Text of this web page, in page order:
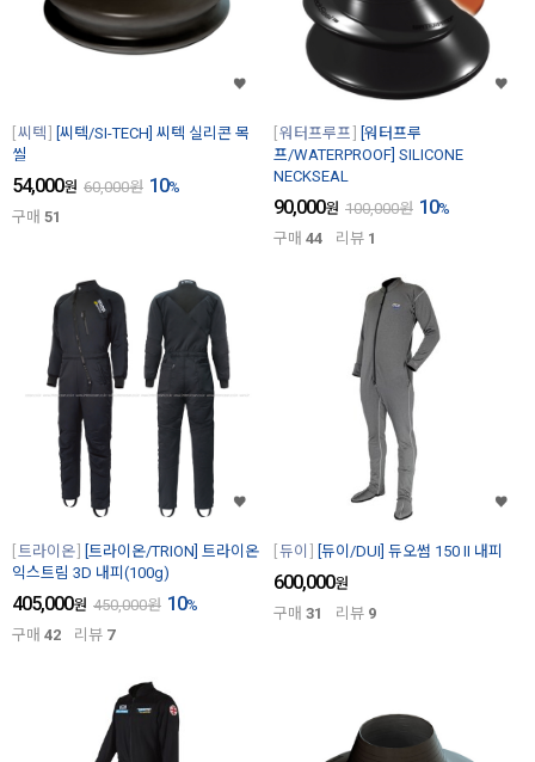
씨텍
[씨텍/SI-TECH] 씨텍 실리콘 목
씰
54,000원 60,000원 10%
구매 51
워터프루프
[워터프루
프/WATERPROOF] SILICONE
NECKSEAL
90,000원 100,000원 10%
구매 44 리뷰 1
트라이온
[트라이온/TRION] 트라이온
익스트림 3D 내피(100g)
405,000원 450,000원 10%
구매 42 리뷰 7
듀이 [듀이/DUI] 듀오썸 150 II 내피
600,000원
구매 31 리뷰 9